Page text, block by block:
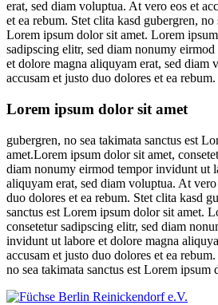
erat, sed diam voluptua. At vero eos et
et ea rebum. Stet clita kasd gubergren, no
Lorem ipsum dolor sit amet. Lorem
sadipscing elitr, sed diam nonumy
et dolore magna aliquyam erat, sed diam
accusam et justo duo dolores et ea
Lorem ipsum dolor sit amet
gubergren, no sea takimata sanctus est
amet.Lorem ipsum dolor sit amet,
diam nonumy eirmod tempor invidunt ut
aliquyam erat, sed diam voluptua. At vero
duo dolores et ea rebum. Stet clita kasd
sanctus est Lorem ipsum dolor sit amet.
consetetur sadipscing elitr, sed diam
invidunt ut labore et dolore magna
accusam et justo duo dolores et ea
no sea takimata sanctus est Lorem ipsum